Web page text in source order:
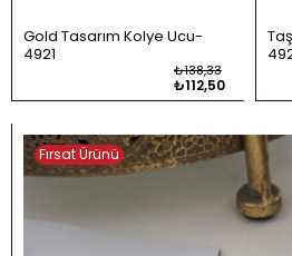
Gold Tasarım Kolye Ucu
4921
₺112,50
₺138,33
Fırsat Ürünü